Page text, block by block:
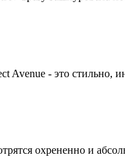
- это стильно,
охрененно и